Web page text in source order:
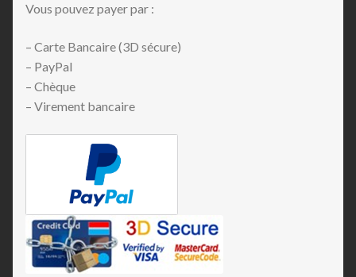
Vous pouvez payer par :
– Carte Bancaire (3D sécure)
– PayPal
– Chèque
– Virement bancaire